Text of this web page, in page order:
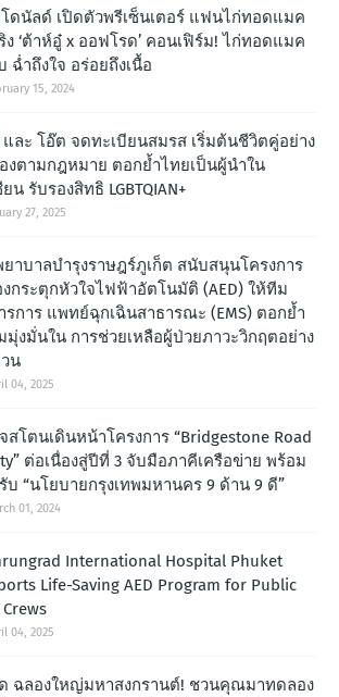
ดนัลด์ เปิดตัวพรีเซ็นเตอร์ แฟนไก่ทอดแมค
ง ‘ต้าห์อู๋ x ออฟโรด’ คอนเฟิร์ม! ไก่ทอดแมค
ฉํ่าถึงใจ อร่อยถึงเนื้อ
15, 2024
ละ โอ๊ต จดทะเบียนสมรส เริ่มต้นชีวิตคู่อย่าง
งตามกฎหมาย ตอกย้ำไทยเป็นผู้นำใน
ยน รับรองสิทธิ LGBTQIAN+
27, 2025
ยาบาลบำรุงราษฎร์ภูเก็ต สนับสนุนโครงการ
งกระตุกหัวใจไฟฟ้าอัตโนมัติ (AED) ให้ทีม
รการ แพทย์ฉุกเฉินสาธารณะ (EMS) ตอกย้ำ
มุ่งมั่นใน การช่วยเหลือผู้ป่วยภาวะวิกฤตอย่าง
วน
04, 2025
สโตนเดินหน้าโครงการ “Bridgestone Road
ต่อเนื่องสู่ปีที่ 3 จับมือภาคีเครือข่าย พร้อม
บ “นโยบายกรุงเทพมหานคร 9 ด้าน 9 ดี”
01, 2024
International Hospital Phuket
Life-Saving AED Program for Public
Crews
04, 2025
ฉลองใหญ่มหาสงกรานต์! ชวนคุณมาทดลอง